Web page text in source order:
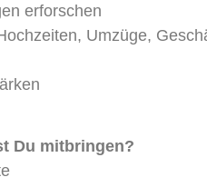
erforschen
Umzüge,
Du mitbringen?